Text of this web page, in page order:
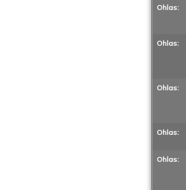
Ohlas:
Ohlas:
Ohlas:
Ohlas:
Ohlas: